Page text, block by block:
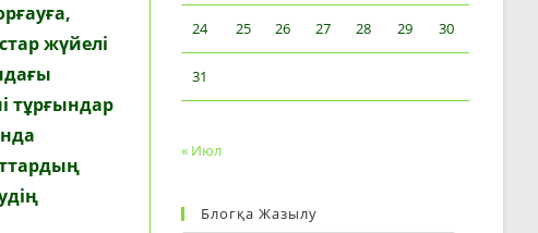
жүйелі
тұрғындар
24 25 26 27 28 29 30
31
« Июл
Блогқа Жазылу